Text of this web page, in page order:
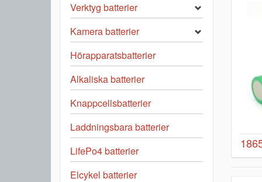
Verktyg batterier
Kamera batterier
Hörapparatsbatterier
Alkaliska batterier
Knappcellsbatterier
Laddningsbara batterier
LifePo4 batterier
Elcykel batterier